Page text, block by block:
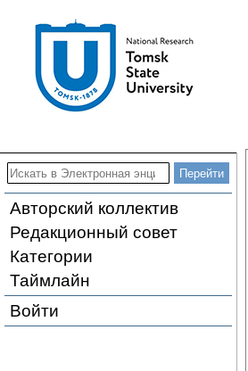
Авторский коллектив
Редакционный совет
Категории
Таймлайн
Войти